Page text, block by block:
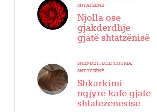
SHTATZËNË
Njolla ose
gjakderdhje
gjatë shtatzënisë
SHËNDETI DHE SIGURIA,
SHTATZËNË
Shkarkimi
ngjyrë kafe gjatë
shtatëzënësisë